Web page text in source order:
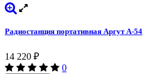
Радиостанция портативная Аргут А-54
14 220 ₽
0